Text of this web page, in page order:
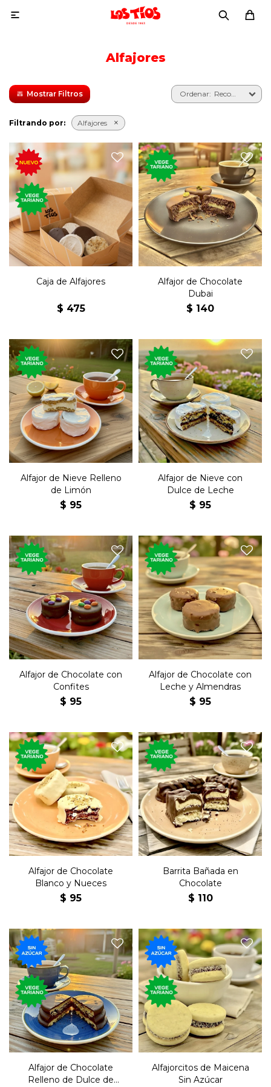

Alfajores
Recomendados
Filtrando por: Alfajores
Cajita con 5 alfajores
artesanales de:
-Chocolate relleno de dulce
de leche
-Chocolate con almendras
-Nieve relleno de dulce de
leche
-Chocolate Blanco con
nueces
-Nieve relleno de limón
Caja de Alfajores
$ 475
Transformación del
tradicional postre dulce, de
chocolate, con relleno de
pistacho.
Alfajor de Chocolate
Dubai
$ 140
El tradicional postre dulce,
glaseado de nieve, relleno de
limón.
Alfajor de Nieve Relleno
de Limón
$ 95
El tradicional postre dulce,
de nieve, relleno de dulce de
leche.
Alfajor de Nieve con
Dulce de Leche
$ 95
El tradicional postre dulce,
de chocolate, relleno de dulce
de leche con topping de
confites.
Alfajor de Chocolate con
Confites
$ 95
El tradicional postre dulce,
de chocolate, relleno de dulce
de leche y almendras.
Alfajor de Chocolate con
Leche y Almendras
$ 95
El tradicional postre dulce,
de chocolate blanco y
nueces, relleno de dulce de
leche.
Alfajor de Chocolate
Blanco y Nueces
$ 95
Barra de chocolate y base de
coco, con relleno de dulce de
leche y crema de maní.
Barrita Bañada en
Chocolate
$ 110
El tradicional postre dulce,
de chocolate, relleno de dulce
de leche y sin azúcar.
Alfajor de Chocolate
Relleno de Dulce de
Seis alfajorcitos de maicena,
el tradicional postre dulce,
relleno de dulce de leche.
Alfajorcitos de Maicena
Sin Azúcar